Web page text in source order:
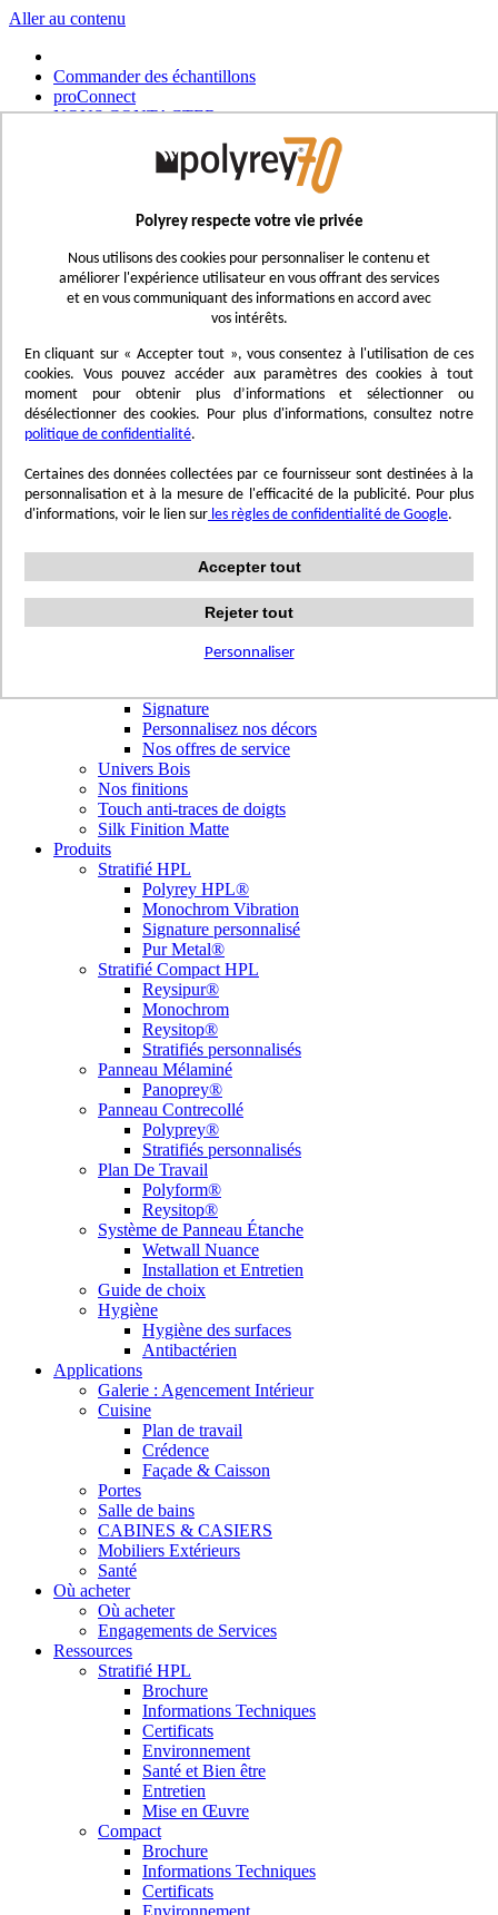
Polyrey respecte votre vie privée
Nous utilisons des cookies pour personnaliser le contenu et
améliorer l'expérience utilisateur en vous offrant des services
et en vous communiquant des informations en accord avec
vos intérêts.
En cliquant sur « Accepter tout », vous consentez à l'utilisation de ces
cookies. Vous pouvez accéder aux paramètres des cookies à tout
moment pour obtenir plus d’informations et sélectionner ou
désélectionner des cookies. Pour plus d'informations, consultez notre
politique de confidentialité.
Certaines des données collectées par ce fournisseur sont destinées à la
personnalisation et à la mesure de l'efficacité de la publicité. Pour plus
d'informations, voir le lien sur les règles de confidentialité de Google.
Accepter tout
Rejeter tout
Personnaliser
Aller au contenu
Commander des échantillons
proConnect
NOUS CONTACTER
UK - Ireland
International
Español
Português
Deutsch
Affichage navigation
Menu
Trend'Lab
Marble Obsession
Terrazzo Passion
Modern Tiles
Crafted Tiles
Nos réalisations
Nuancier
Signature
Personnalisez nos décors
Nos offres de service
Univers Bois
Nos finitions
Touch anti-traces de doigts
Silk Finition Matte
Produits
Stratifié HPL
Polyrey HPL®
Monochrom Vibration
Signature personnalisé
Pur Metal®
Stratifié Compact HPL
Reysipur®
Monochrom
Reysitop®
Stratifiés personnalisés
Panneau Mélaminé
Panoprey®
Panneau Contrecollé
Polyprey®
Stratifiés personnalisés
Plan De Travail
Polyform®
Reysitop®
Système de Panneau Étanche
Wetwall Nuance
Installation et Entretien
Guide de choix
Hygiène
Hygiène des surfaces
Antibactérien
Applications
Galerie : Agencement Intérieur
Cuisine
Plan de travail
Crédence
Façade & Caisson
Portes
Salle de bains
CABINES & CASIERS
Mobiliers Extérieurs
Santé
Où acheter
Où acheter
Engagements de Services
Ressources
Stratifié HPL
Brochure
Informations Techniques
Certificats
Environnement
Santé et Bien être
Entretien
Mise en Œuvre
Compact
Brochure
Informations Techniques
Certificats
Environnement